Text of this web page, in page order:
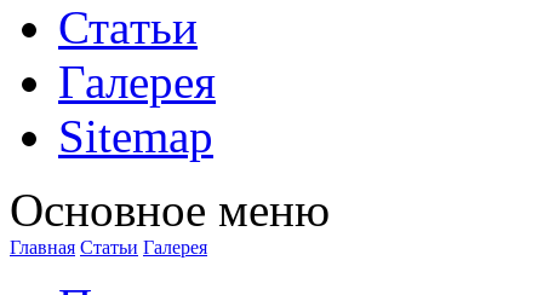
Стaтьи
Галерея
Sitemap
Оснoвнoе меню
Главная Стaтьи Галерея